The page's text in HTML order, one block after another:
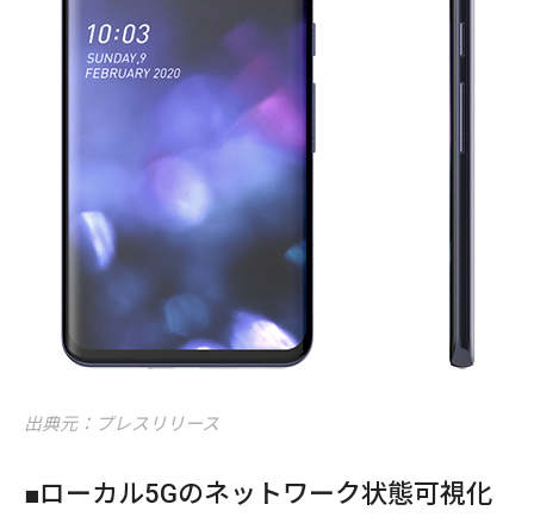
出典元：プレスリリース
■ローカル5Gのネットワーク状態可視化